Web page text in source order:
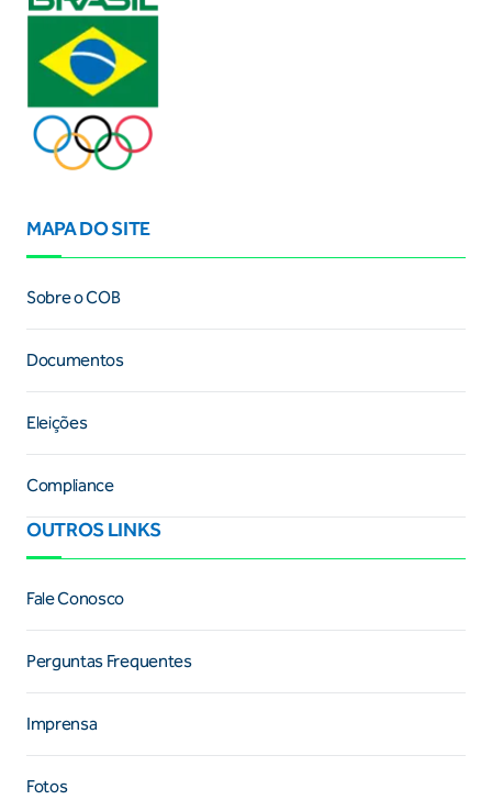
MAPA DO SITE
Sobre o COB
Documentos
Eleições
Compliance
OUTROS LINKS
Fale Conosco
Perguntas Frequentes
Imprensa
Fotos